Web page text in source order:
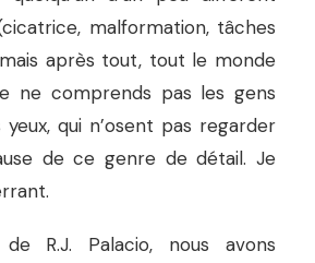
malformation, tâches
après tout, tout le monde
ne comprends pas les gens
qui n’osent pas regarder
de ce genre de détail. Je
R.J. Palacio, nous avons